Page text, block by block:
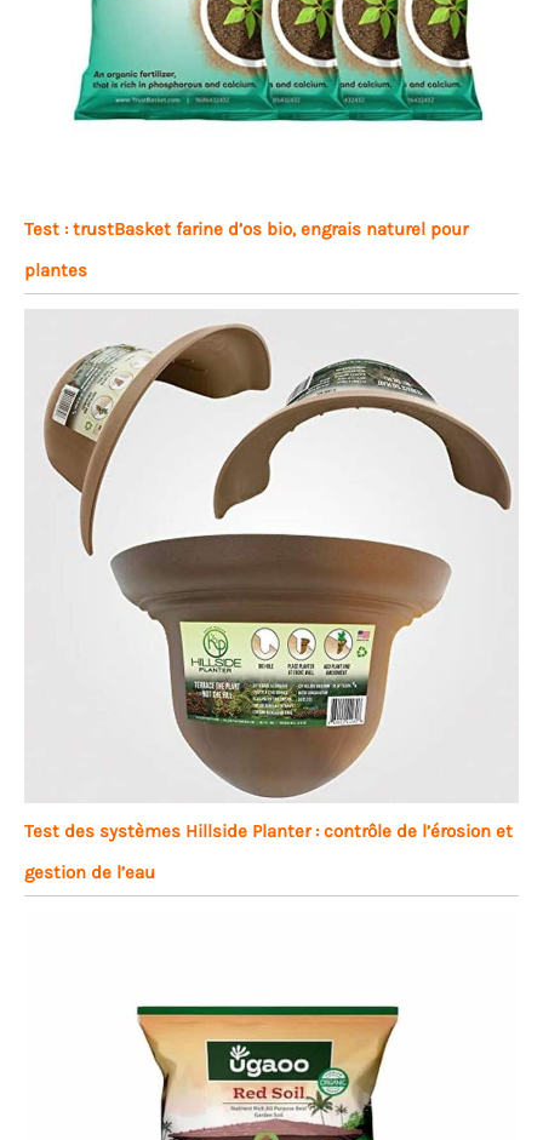
Test : trustBasket farine d’os bio, engrais naturel pour
plantes
Test des systèmes Hillside Planter : contrôle de l’érosion et
gestion de l’eau